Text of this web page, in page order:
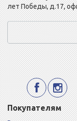
лет Победы, д.17,
Покупателям